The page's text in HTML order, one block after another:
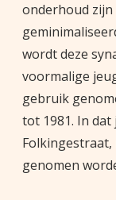
onderhoud
wordt deze
voormalige
gebruik
tot 1981. In
genomen